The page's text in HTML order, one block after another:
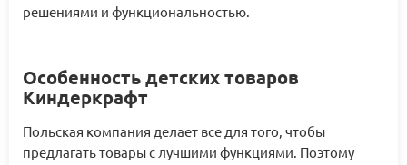
решениями и функциональностью.
Особенность детских товаров
Киндеркрафт
Польская компания делает все для того, чтобы
предлагать товары с лучшими функциями. Поэтому